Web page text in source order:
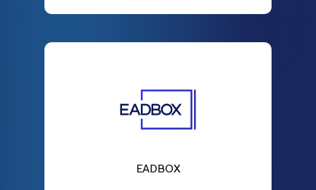
EADBOX